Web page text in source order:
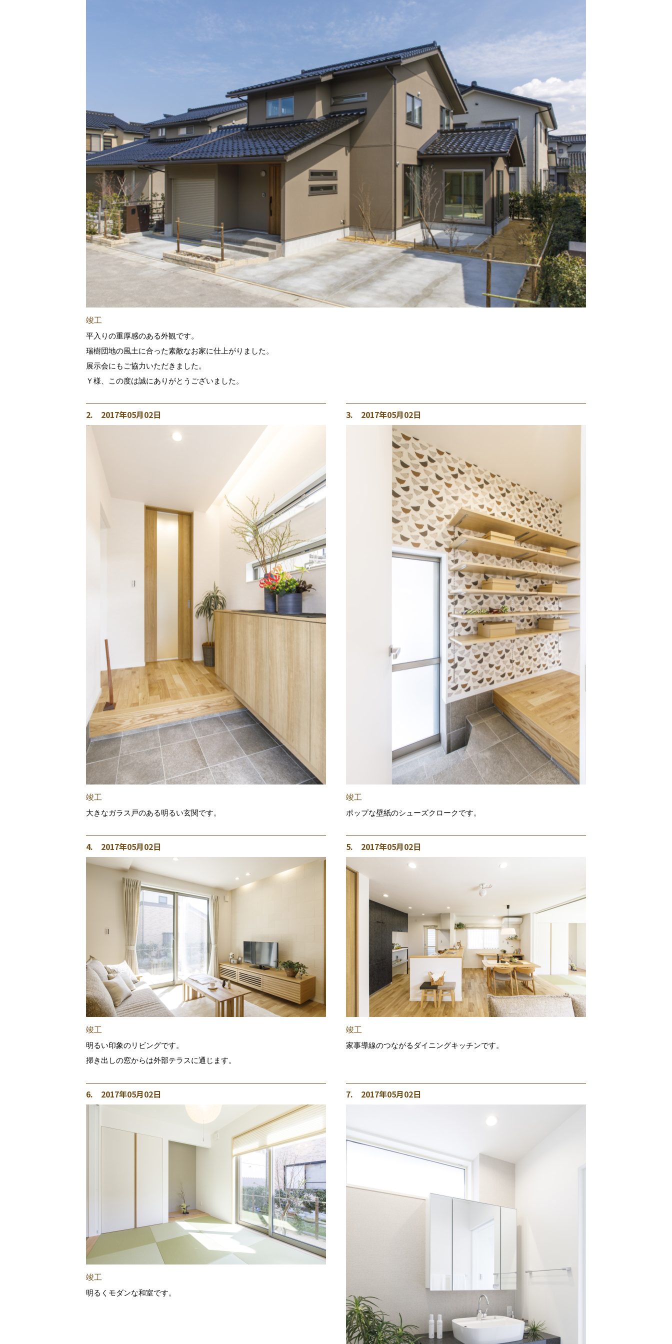
竣工
平入りの重厚感のある外観です。
瑞樹団地の風土に合った素敵なお家に仕上がりました。
展示会にもご協力いただきました。
Ｙ様、この度は誠にありがとうございました。
2. 2017年05月02日
竣工
大きなガラス戸のある明るい玄関です。
3. 2017年05月02日
竣工
ポップな壁紙のシューズクロークです。
4. 2017年05月02日
竣工
明るい印象のリビングです。
掃き出しの窓からは外部テラスに通じます。
5. 2017年05月02日
竣工
家事導線のつながるダイニングキッチンです。
6. 2017年05月02日
竣工
明るくモダンな和室です。
7. 2017年05月02日